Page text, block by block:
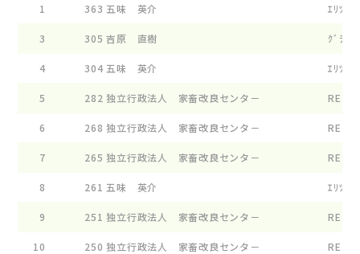
1 363 五味 英介 ｴﾘﾂｸﾌ
3 305 吉原 直樹 ｸﾞﾗﾝﾃ
4 304 五味 英介 ｴﾘﾂｸﾌ
5 282 独立行政法人 家畜改良センタ－ RE ﾙ-
6 268 独立行政法人 家畜改良センタ－ RE ｶ-
7 265 独立行政法人 家畜改良センタ－ RE ﾌﾟ
8 261 五味 英介 ｴﾘﾂｸﾌ
9 251 独立行政法人 家畜改良センタ－ RE ｼﾞ
10 250 独立行政法人 家畜改良センタ－ RE ﾁﾔ